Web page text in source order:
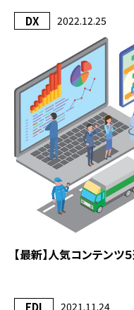
DX 2022.12.25
【最新】人気コンテンツ
EDI 2021.11.24